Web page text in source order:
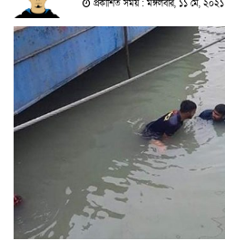
প্রকাশিত সময় : মঙ্গলবার, ১১ মে, ২০২১